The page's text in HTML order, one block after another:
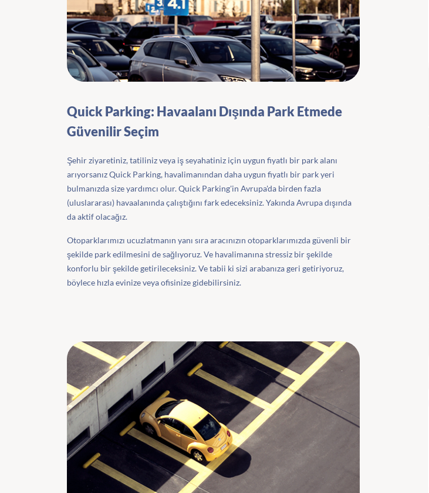
Quick Parking: Havaalanı Dışında Park Etmede
Güvenilir Seçim
Şehir ziyaretiniz, tatiliniz veya iş seyahatiniz için uygun fiyatlı bir park alanı
arıyorsanız Quick Parking, havalimanından daha uygun fiyatlı bir park yeri
bulmanızda size yardımcı olur. Quick Parking'in Avrupa'da birden fazla
(uluslararası) havaalanında çalıştığını fark edeceksiniz. Yakında Avrupa dışında
da aktif olacağız.
Otoparklarımızı ucuzlatmanın yanı sıra aracınızın otoparklarımızda güvenli bir
şekilde park edilmesini de sağlıyoruz. Ve havalimanına stressiz bir şekilde
konforlu bir şekilde getirileceksiniz. Ve tabii ki sizi arabanıza geri getiriyoruz,
böylece hızla evinize veya ofisinize gidebilirsiniz.